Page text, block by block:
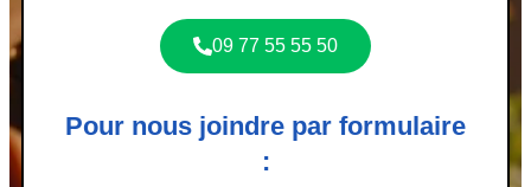
09 77 55 55 50
Pour nous joindre par formulaire
: